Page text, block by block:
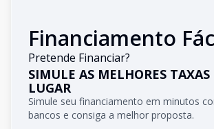
Financiamento
Pretende Financiar?
SIMULE AS MELHORES
LUGAR
Simule seu financiamento em minutos
bancos e consiga a melhor proposta.